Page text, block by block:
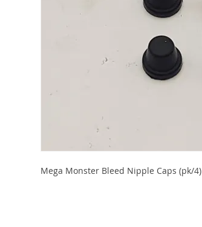
Mega Monster Bleed Nipple Caps (pk/4)